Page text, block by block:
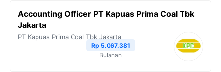
Accounting Officer PT Kapuas Prima Coal Tbk
Jakarta
PT Kapuas Prima Coal Tbk Jakarta
Rp 5.067.381
Bulanan